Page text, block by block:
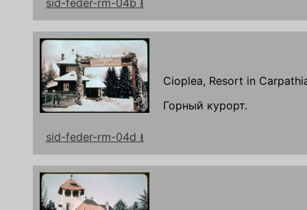
sid-feder-rm-04d ⭳
Cioplea, Resort in
Горный курорт.